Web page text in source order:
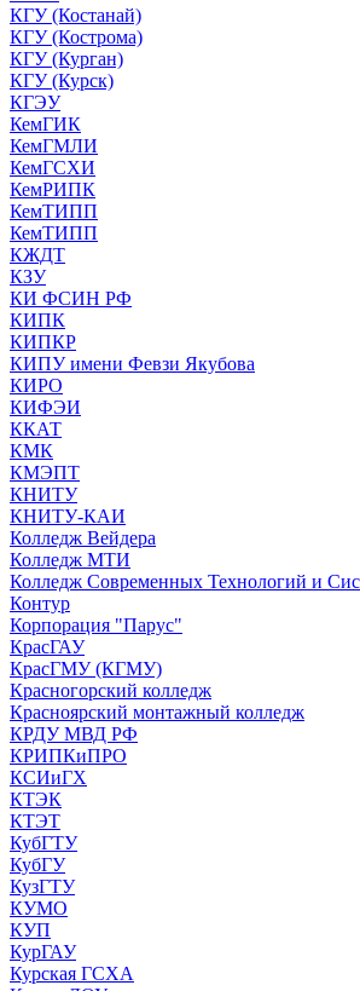
КГУ (Костанай)
КГУ (Кострома)
КГУ (Курган)
КГУ (Курск)
КГЭУ
КемГИК
КемГМЛИ
КемГСХИ
КемРИПК
КемТИПП
КемТИПП
КЖДТ
КЗУ
КИ ФСИН РФ
КИПК
КИПКР
КИПУ имени Февзи Якубова
КИРО
КИФЭИ
ККАТ
КМК
КМЭПТ
КНИТУ
КНИТУ-КАИ
Колледж Вейдера
Колледж МТИ
Колледж Современных Технологий и
Контур
Корпорация "Парус"
КрасГАУ
КрасГМУ (КГМУ)
Красногорский колледж
Красноярский монтажный колледж
КРДУ МВД РФ
КРИПКиПРО
КСИиГХ
КТЭК
КТЭТ
КубГТУ
КубГУ
КузГТУ
КУМО
КУП
КурГАУ
Курская ГСХА